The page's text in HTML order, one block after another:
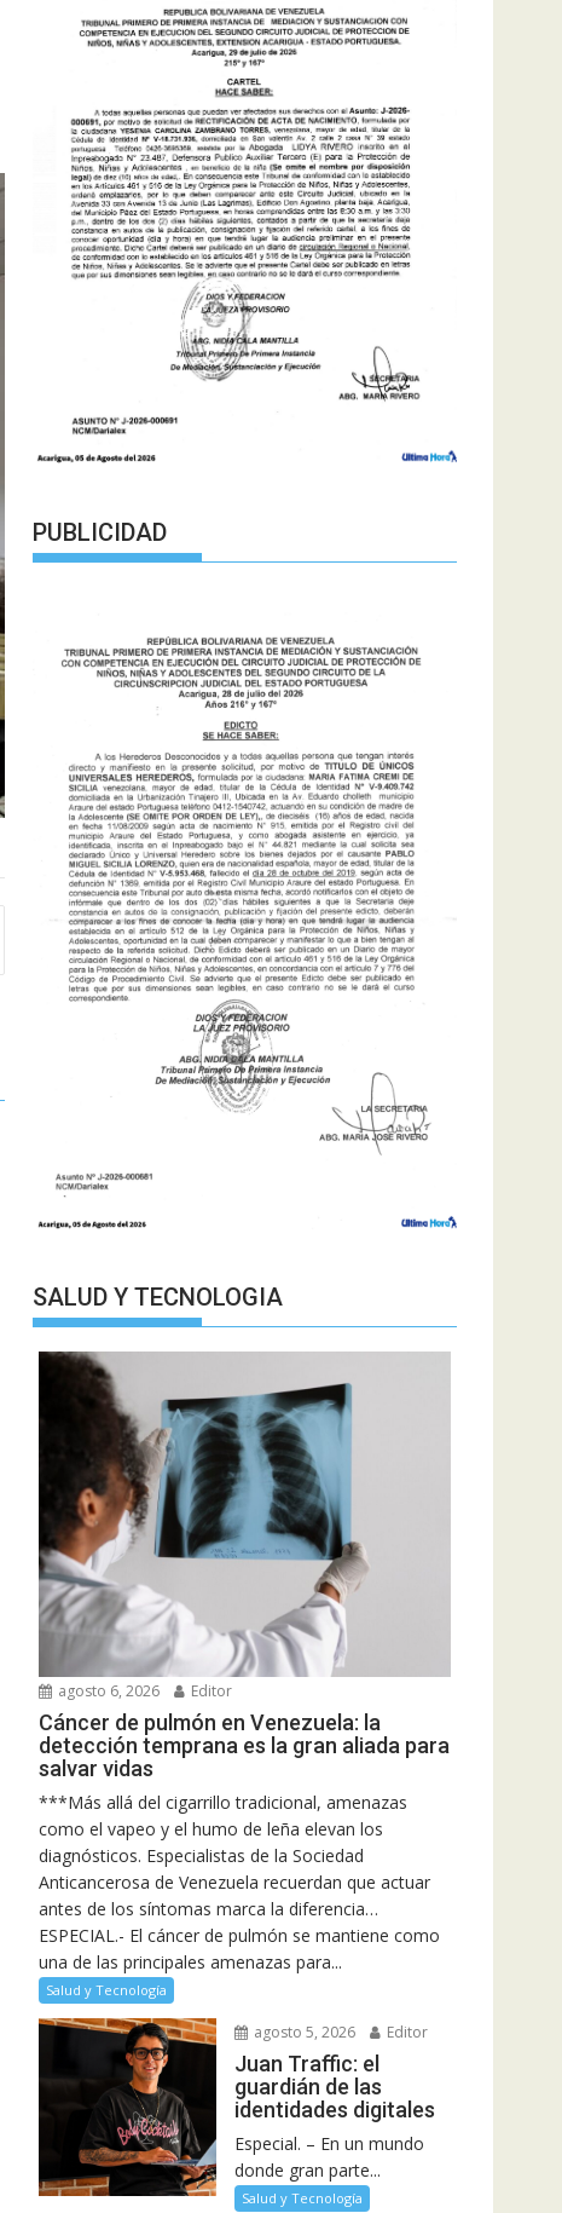
PUBLICIDAD
SALUD Y TECNOLOGIA
agosto 6, 2026 Editor
Cáncer de pulmón en Venezuela: la
detección temprana es la gran aliada para
salvar vidas
***Más allá del cigarrillo tradicional, amenazas
como el vapeo y el humo de leña elevan los
diagnósticos. Especialistas de la Sociedad
Anticancerosa de Venezuela recuerdan que actuar
antes de los síntomas marca la diferencia…
ESPECIAL.- El cáncer de pulmón se mantiene como
una de las principales amenazas para...
Salud y Tecnología
agosto 5, 2026 Editor
Juan Traffic: el
guardián de las
identidades digitales
Especial. – En un mundo
donde gran parte...
Salud y Tecnología